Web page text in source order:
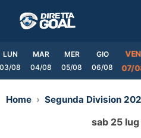
LUN
03/08
MAR
04/08
MER
05/08
GIO
06/08
VEN
07/
Home Segunda Division
sab 25